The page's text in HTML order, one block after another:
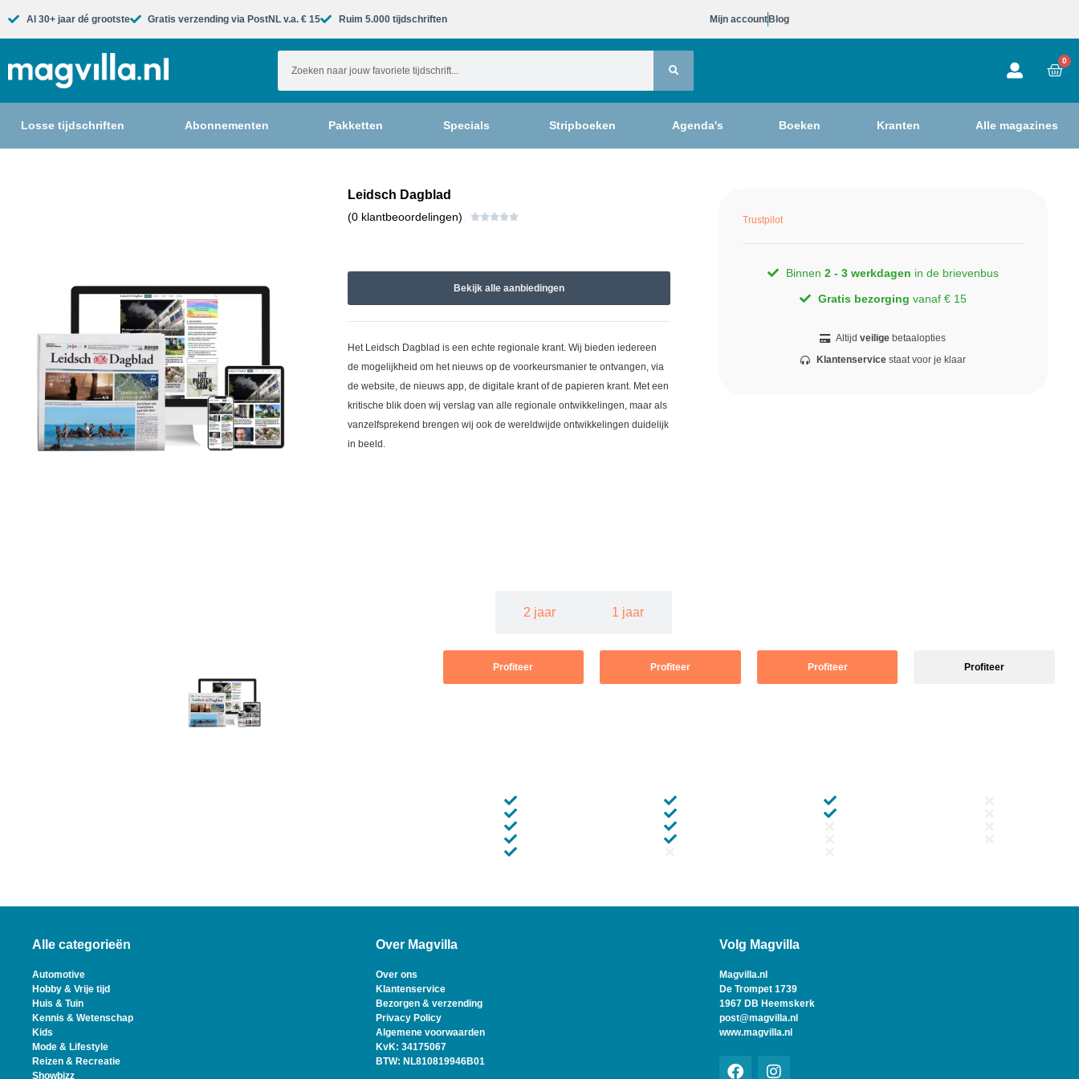
Al 30+ jaar dé grootste​ Gratis verzending via PostNL v.a. € 15 Ruim 5.000 tijdschriften​ Mijn account Blog
0
Losse tijdschriften Abonnementen Pakketten Specials Stripboeken Agenda's Boeken Kranten Alle magazines
Leidsch Dagblad
(0 klantbeoordelingen) 
Bekijk alle aanbiedingen
Het Leidsch Dagblad is een echte regionale krant. Wij bieden iedereen
de mogelijkheid om het nieuws op de voorkeursmanier te ontvangen, via
de website, de nieuws app, de digitale krant of de papieren krant. Met een
kritische blik doen wij verslag van alle regionale ontwikkelingen, maar als
vanzelfsprekend brengen wij ook de wereldwijde ontwikkelingen duidelijk
in beeld.
Trustpilot
Binnen 2 - 3 werkdagen in de brievenbus
Gratis bezorging vanaf € 15
Altijdveilige betaalopties
Klantenservicestaat voor je klaar
2 jaar 1 jaar
Profiteer Profiteer Profiteer Profiteer
Alle categorieën
Automotive
Hobby & Vrije tijd
Huis & Tuin
Kennis & Wetenschap
Kids
Mode & Lifestyle
Reizen & Recreatie
Showbizz
Over Magvilla
Over ons
Klantenservice
Bezorgen & verzending
Privacy Policy
Algemene voorwaarden
KvK: 34175067
BTW: NL810819946B01
Volg Magvilla
Magvilla.nl
De Trompet 1739
1967 DB Heemskerk
post@magvilla.nl
www.magvilla.nl